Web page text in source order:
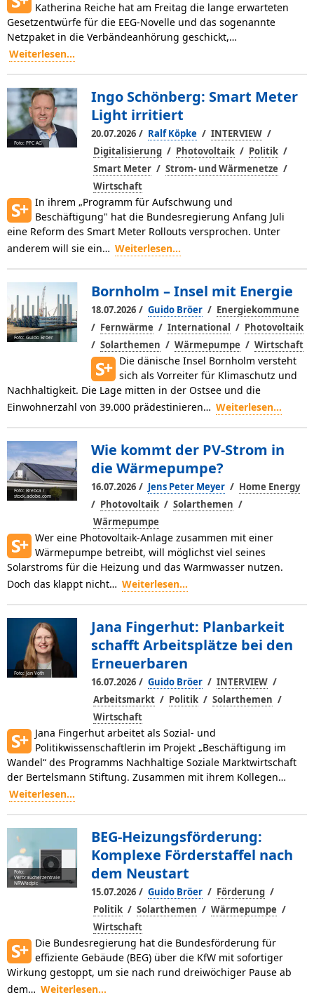
Katherina Reiche hat am Freitag die lange erwarteten
Gesetzentwürfe für die EEG-Novelle und das sogenannte
Netzpaket in die Verbändeanhörung geschickt,…
Weiterlesen...
Foto: PPC AG
Ingo Schönberg: Smart Meter
Light irritiert
20.07.2026 / Ralf Köpke / INTERVIEW /
Digitalisierung / Photovoltaik / Politik /
Smart Meter / Strom- und Wärmenetze /
Wirtschaft
In ihrem „Programm für Aufschwung und
Beschäftigung" hat die Bundesregierung Anfang Juli
eine Reform des Smart Meter Rollouts versprochen. Unter
anderem will sie ein… Weiterlesen...
Foto: Guido Bröer
Bornholm – Insel mit Energie
18.07.2026 / Guido Bröer / Energiekommune
/ Fernwärme / International / Photovoltaik
/ Solarthemen / Wärmepumpe / Wirtschaft
Die dänische Insel Bornholm ver­steht
sich als Vorreiter für Klima­schutz und
Nachhaltigkeit. Die Lage mitten in der Ostsee und die
Einwohnerzahl von 39.000 prädesti­nieren… Weiterlesen...
Foto: Brebca /
stock.adobe.com
Wie kommt der PV-Strom in
die Wärmepumpe?
16.07.2026 / Jens Peter Meyer / Home Energy
/ Photovoltaik / Solarthemen /
Wärmepumpe
Wer eine Photovoltaik-Anlage zusammen mit einer
Wärmepumpe betreibt, will möglichst viel seines
Solarstroms für die Heizung und das Warmwasser nutzen.
Doch das klappt nicht… Weiterlesen...
Foto: Jan Voth
Jana Fingerhut: Planbarkeit
schafft Arbeitsplätze bei den
Erneuerbaren
16.07.2026 / Guido Bröer / INTERVIEW /
Arbeitsmarkt / Politik / Solarthemen /
Wirtschaft
Jana Fingerhut arbeitet als Sozial- und
Politikwissenschaftlerin im Projekt „Beschäftigung im
Wandel“ des Programms Nachhaltige Soziale Markt­wirtschaft
der Bertelsmann Stiftung. Zusammen mit ihrem Kollegen…
Weiterlesen...
Foto:
Verbraucherzentrale
NRW/adpic
BEG-Heizungsförderung:
Komplexe Förderstaffel nach
dem Neustart
15.07.2026 / Guido Bröer / Förderung /
Politik / Solarthemen / Wärmepumpe /
Wirtschaft
Die Bundesregierung hat die Bundesförderung für
effiziente Gebäu­de (BEG) über die KfW mit sofortiger
Wirkung ge­stoppt, um sie nach rund dreiwöchiger Pause ab
dem… Weiterlesen...